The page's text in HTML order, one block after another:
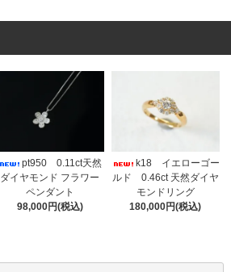
pt950 0.11ct天然
ダイヤモンド フラワー
ペンダント
98,000円(税込)
k18 イエローゴー
ルド 0.46ct 天然ダイヤ
モンドリング
180,000円(税込)